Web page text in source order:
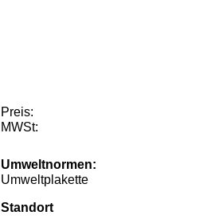
Preis:
MWSt:
Umweltnormen:
Umweltplakette
Standort